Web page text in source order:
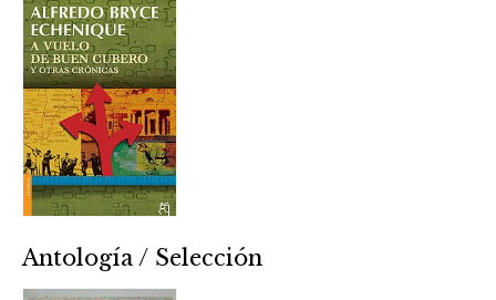
Antología / Selección